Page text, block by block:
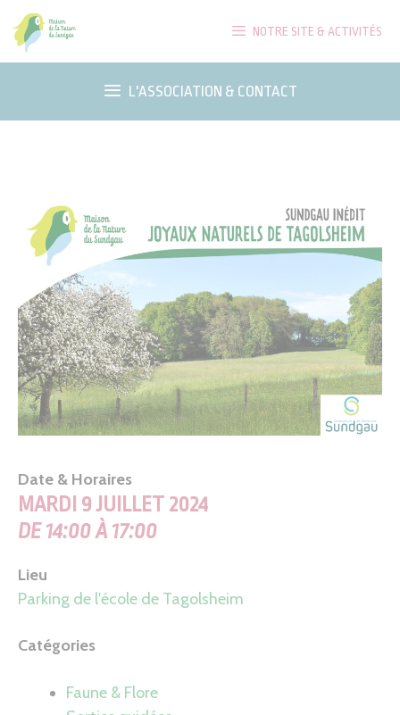
Aller
au
contenu
NOTRE SITE & ACTIVITÉS
L'ASSOCIATION & CONTACT
Date & Horaires
MARDI 9 JUILLET 2024
DE 14:00 À 17:00
Lieu
Parking de l'école de Tagolsheim
Catégories
Faune & Flore